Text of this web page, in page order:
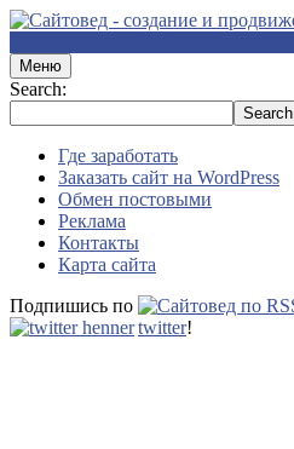
Меню
Search:
Где заработать
Заказать сайт на WordPress
Обмен постовыми
Реклама
Контакты
Карта сайта
Подпишись по
twitter!